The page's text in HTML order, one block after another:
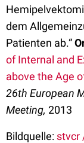
dem
Patienten ab.“
of Internal and
above the Age
26th European
Meeting, 2013
Bildquelle: stvcr